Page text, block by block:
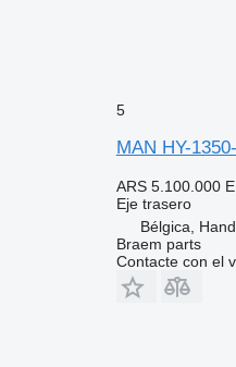
5
MAN HY-
ARS 5.100.000
Eje trasero
Bélgica,
Braem parts
Contacte con el